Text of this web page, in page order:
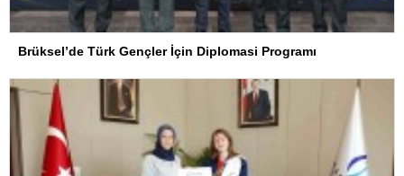
Brüksel’de Türk Gençler İçin Diplomasi Programı